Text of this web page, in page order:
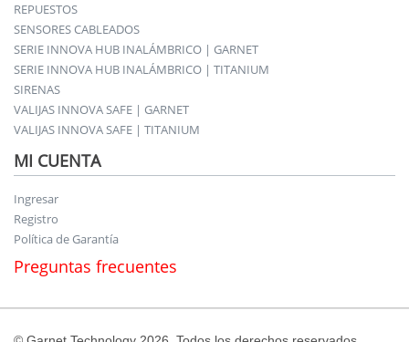
REPUESTOS
SENSORES CABLEADOS
SERIE INNOVA HUB INALÁMBRICO | GARNET
SERIE INNOVA HUB INALÁMBRICO | TITANIUM
SIRENAS
VALIJAS INNOVA SAFE | GARNET
VALIJAS INNOVA SAFE | TITANIUM
MI CUENTA
Ingresar
Registro
Política de Garantía
Preguntas frecuentes